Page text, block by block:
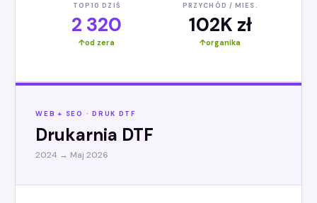
TOP10 DZIŚ
2 320
od zera
PRZYCHÓD / MIES.
102K zł
organika
WEB + SEO · DRUK DTF
Drukarnia DTF
2024 → Maj 2026